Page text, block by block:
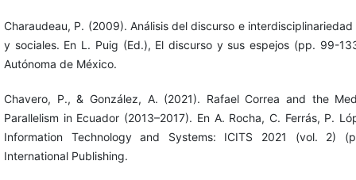
Charaudeau, P. (2009). Análisis del discurso e
y sociales. En L. Puig (Ed.), El discurso y sus espejos (pp. 99-
Autónoma de México.
Chavero, P., & González, A. (2021). Rafael Correa and the
Parallelism in Ecuador (2013–2017). En A. Rocha, C. Ferrás, P.
Information Technology and Systems: ICITS 2021 (vol. 2)
International Publishing.